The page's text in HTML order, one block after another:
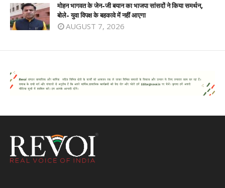
मोहन भागवत के जेन-जी बयान का भाजपा सांसदों ने किया समर्थन,
बोले- युवा विपक्ष के बहकावे में नहीं आएगा
AUGUST 7, 2026